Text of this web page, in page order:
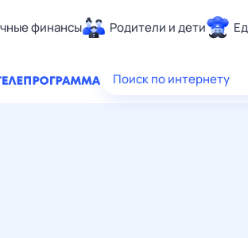
финансы Родители и дети
Здоровье
Поиск по интернету